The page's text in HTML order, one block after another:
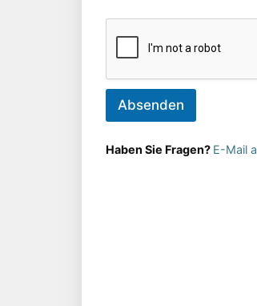
Absenden
Haben Sie Fragen? E-Mail